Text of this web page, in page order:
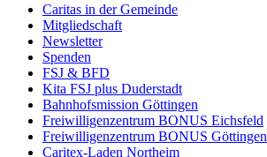
Caritas in der Gemeinde
Mitgliedschaft
Newsletter
Spenden
FSJ & BFD
Kita FSJ plus Duderstadt
Bahnhofsmission Göttingen
Freiwilligenzentrum BONUS Eichsfeld
Freiwilligenzentrum BONUS Göttingen
Caritex-Laden Northeim